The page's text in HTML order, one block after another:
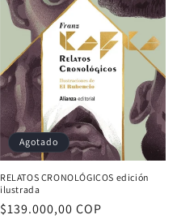
Agotado
RELATOS CRONOLÓGICOS edición
ilustrada
Proveedor:
Precio
$139.000,00 COP